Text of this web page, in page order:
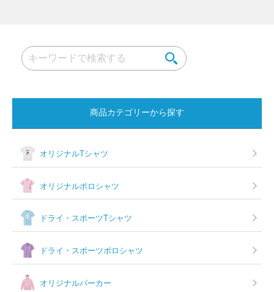
ン
商品カテゴリーから探す
オリジナルTシャツ
オリジナルポロシャツ
ドライ・スポーツTシャツ
ドライ・スポーツポロシャツ
オリジナルパーカー